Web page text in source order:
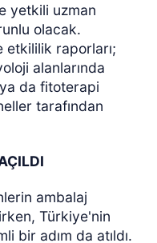
yetkili uzman
olacak.
raporları;
alanlarında
da fitoterapi
tarafından
ambalaj
Türkiye'nin
bir adım da atıldı.